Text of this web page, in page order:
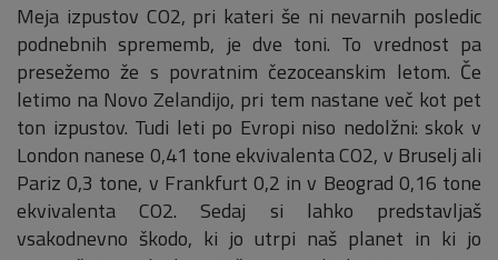
Meja izpustov CO2, pri kateri še ni nevarnih posledic
podnebnih sprememb, je dve toni. To vrednost pa
presežemo že s povratnim čezoceanskim letom. Če
letimo na Novo Zelandijo, pri tem nastane več kot pet
ton izpustov. Tudi leti po Evropi niso nedolžni: skok v
London nanese 0,41 tone ekvivalenta CO2, v Bruselj ali
Pariz 0,3 tone, v Frankfurt 0,2 in v Beograd 0,16 tone
ekvivalenta CO2. Sedaj si lahko predstavljaš
vsakodnevno škodo, ki jo utrpi naš planet in ki jo